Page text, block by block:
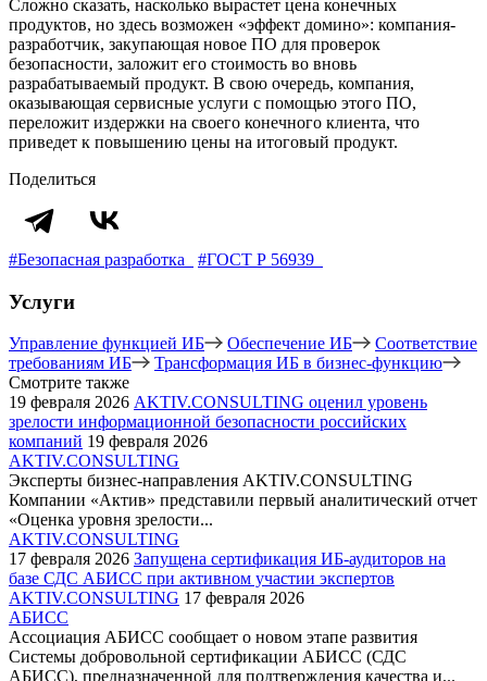
Сложно сказать, насколько вырастет цена конечных
продуктов, но здесь возможен «эффект домино»: компания-
разработчик, закупающая новое ПО для проверок
безопасности, заложит его стоимость во вновь
разрабатываемый продукт. В свою очередь, компания,
оказывающая сервисные услуги с помощью этого ПО,
переложит издержки на своего конечного клиента, что
приведет к повышению цены на итоговый продукт.
Поделиться
#Безопасная разработка #ГОСТ Р 56939
Услуги
Управление функцией ИБ Обеспечение ИБ
Соответствие
требованиям ИБ
Трансформация ИБ в бизнес-функцию
Смотрите также
19 февраля 2026 AKTIV.CONSULTING оценил уровень
зрелости информационной безопасности российских
компаний 19 февраля 2026
AKTIV.CONSULTING
Эксперты бизнес-направления AKTIV.CONSULTING
Компании «Актив» представили первый аналитический отчет
«Оценка уровня зрелости...
AKTIV.CONSULTING
17 февраля 2026 Запущена сертификация ИБ-аудиторов на
базе СДС АБИСС при активном участии экспертов
AKTIV.CONSULTING 17 февраля 2026
АБИСС
Ассоциация АБИСС сообщает о новом этапе развития
Системы добровольной сертификации АБИСС (СДС
АБИСС), предназначенной для подтверждения качества и...